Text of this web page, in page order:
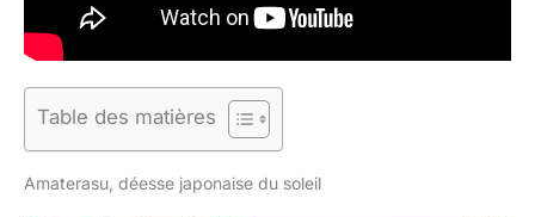
Table des matières
Amaterasu, déesse japonaise du soleil